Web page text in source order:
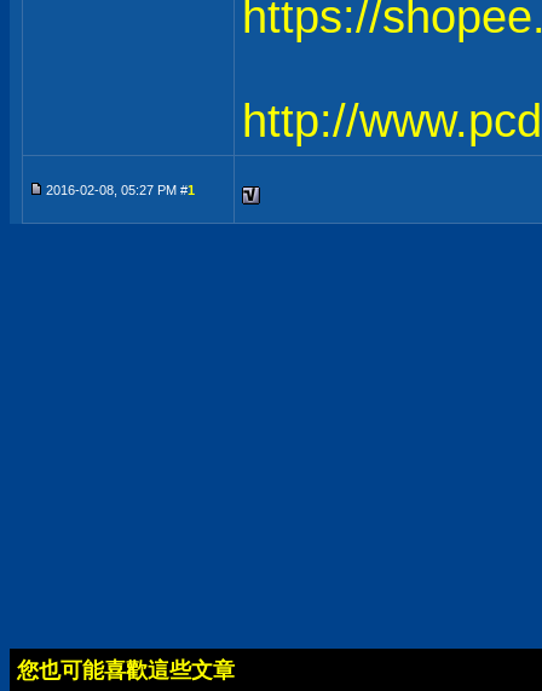
https://
http://
2016-02-08, 05:27 PM #1
您也可能喜歡這些文章